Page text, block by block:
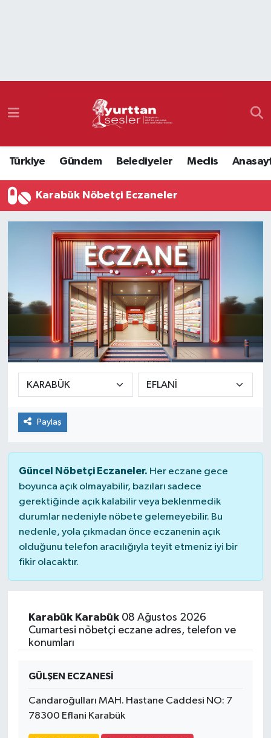
Türkiye Gündem Belediyeler Meclis
Karabük Nöbetçi Eczaneler
Paylaş
Güncel Nöbetçi Eczaneler. Her eczane gece
boyunca açık olmayabilir, bazıları sadece
gerektiğinde açık kalabilir veya beklenmedik
durumlar nedeniyle nöbete gelemeyebilir. Bu
nedenle, yola çıkmadan önce eczanenin açık
olduğunu telefon aracılığıyla teyit etmeniz iyi bir
fikir olacaktır.
Karabük Karabük08 Ağustos 2026
Cumartesi nöbetçi eczane adres, telefon ve
konumları
GÜLŞEN ECZANESİ
Candaroğulları MAH. Hastane Caddesi NO: 7
78300 Eflani Karabük
Namaz Vakitleri
Süper Lig Puan Durumu ve Fikstür
Tüm Manşetler
Son Dakika Haberleri
Haber Arşivi